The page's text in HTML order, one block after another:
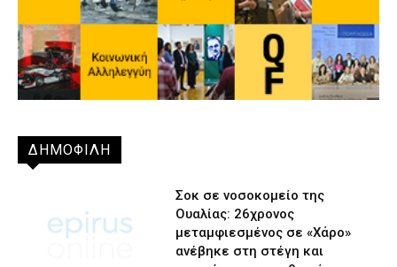
ΔΗΜΟΦΙΛΗ
Σοκ σε νοσοκομείο της
Ουαλίας: 26χρονος
μεταμφιεσμένος σε «Χάρο»
ανέβηκε στη στέγη και